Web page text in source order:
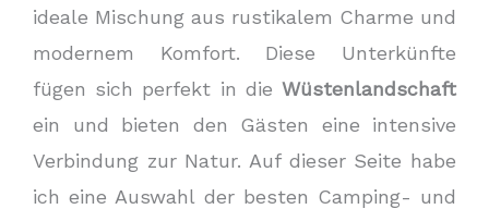
ideale Mischung aus rustikalem Charme und
modernem Komfort. Diese Unterkünfte
fügen sich perfekt in die Wüstenlandschaft
ein und bieten den Gästen eine intensive
Verbindung zur Natur. Auf dieser Seite habe
ich eine Auswahl der besten Camping- und